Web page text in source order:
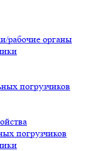
рабочие органы
погрузчиков
погрузчиков